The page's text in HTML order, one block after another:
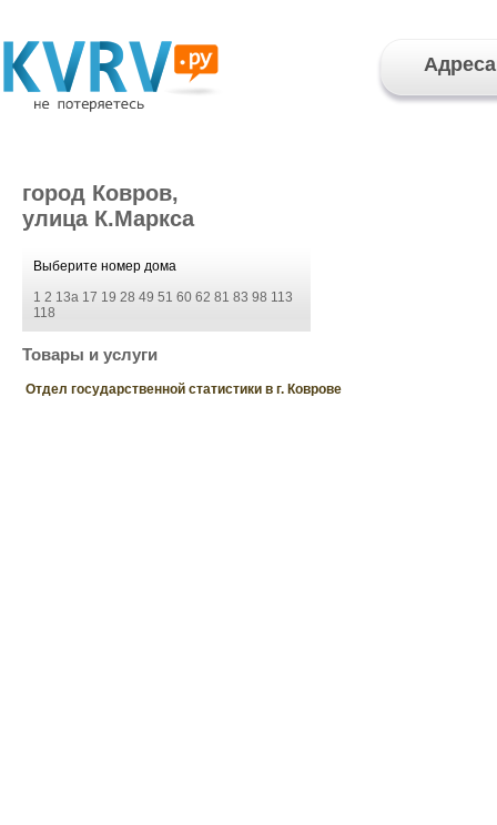
Адреса
город Ковров,
улица К.Маркса
Выберите номер дома
1 2 13а 17 19 28 49 51 60 62 81 83 98 113
118
Товары и услуги
Отдел государственной статистики в г. Коврове